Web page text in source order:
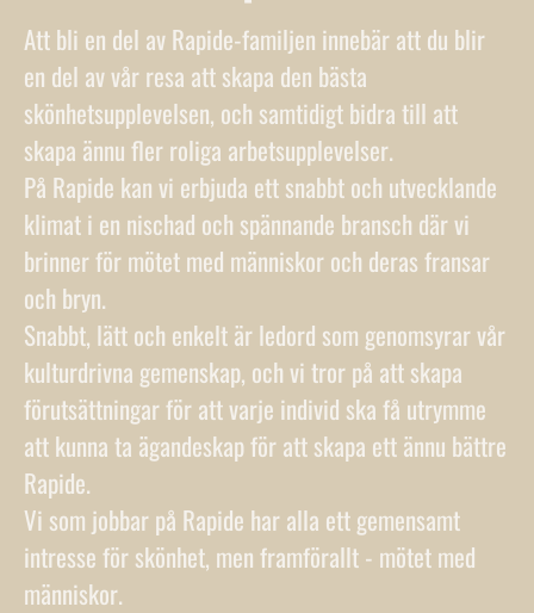
Att bli en del av Rapide-familjen innebär att du blir
en del av vår resa att skapa den bästa
skönhetsupplevelsen, och samtidigt bidra till att
skapa ännu fler roliga arbetsupplevelser.
På Rapide kan vi erbjuda ett snabbt och utvecklande
klimat i en nischad och spännande bransch där vi
brinner för mötet med människor och deras fransar
och bryn.
Snabbt, lätt och enkelt är ledord som genomsyrar vår
kulturdrivna gemenskap, och vi tror på att skapa
förutsättningar för att varje individ ska få utrymme
att kunna ta ägandeskap för att skapa ett ännu bättre
Rapide.
Vi som jobbar på Rapide har alla ett gemensamt
intresse för skönhet, men framförallt - mötet med
människor.